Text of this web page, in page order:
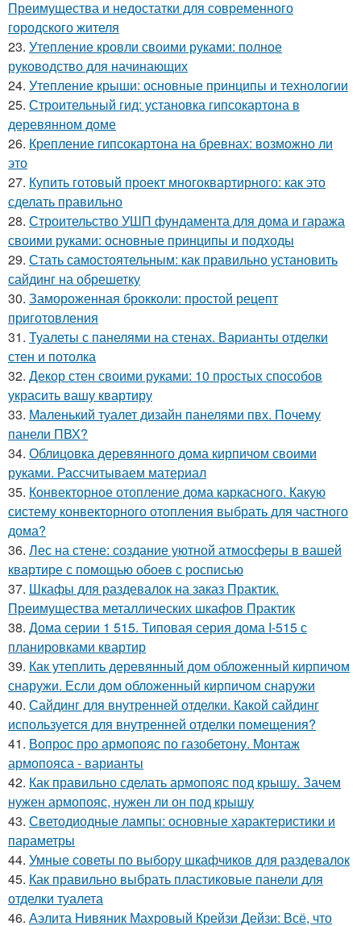
Преимущества и недостатки для современного
городского жителя
23. Утепление кровли своими руками: полное
руководство для начинающих
24. Утепление крыши: основные принципы и технологии
25. Строительный гид: установка гипсокартона в
деревянном доме
26. Крепление гипсокартона на бревнах: возможно ли
это
27. Купить готовый проект многоквартирного: как это
сделать правильно
28. Строительство УШП фундамента для дома и гаража
своими руками: основные принципы и подходы
29. Стать самостоятельным: как правильно установить
сайдинг на обрешетку
30. Замороженная брокколи: простой рецепт
приготовления
31. Туалеты с панелями на стенах. Варианты отделки
стен и потолка
32. Декор стен своими руками: 10 простых способов
украсить вашу квартиру
33. Маленький туалет дизайн панелями пвх. Почему
панели ПВХ?
34. Облицовка деревянного дома кирпичом своими
руками. Рассчитываем материал
35. Конвекторное отопление дома каркасного. Какую
систему конвекторного отопления выбрать для частного
дома?
36. Лес на стене: создание уютной атмосферы в вашей
квартире с помощью обоев с росписью
37. Шкафы для раздевалок на заказ Практик.
Преимущества металлических шкафов Практик
38. Дома серии 1 515. Типовая серия дома I-515 с
планировками квартир
39. Как утеплить деревянный дом обложенный кирпичом
снаружи. Если дом обложенный кирпичом снаружи
40. Сайдинг для внутренней отделки. Какой сайдинг
используется для внутренней отделки помещения?
41. Вопрос про армопояс по газобетону. Монтаж
армопояса - варианты
42. Как правильно сделать армопояс под крышу. Зачем
нужен армопояс, нужен ли он под крышу
43. Светодиодные лампы: основные характеристики и
параметры
44. Умные советы по выбору шкафчиков для раздевалок
45. Как правильно выбрать пластиковые панели для
отделки туалета
46. Аэлита Нивяник Махровый Крейзи Дейзи: Всё, что